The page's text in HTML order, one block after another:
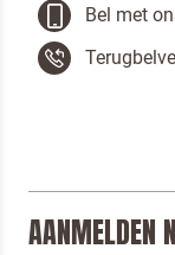
Bel met
AANMELDEN